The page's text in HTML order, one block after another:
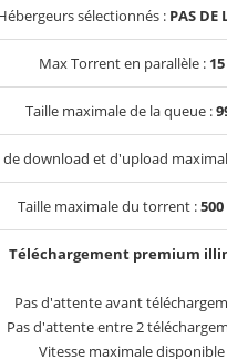
sélectionnés : PAS DE
Max Torrent en parallèle : 15
Taille maximale de la queue :
de download et d'upload
Taille maximale du torrent :500
Téléchargement premium
Pas d'attente avant
Pas d'attente entre 2
Vitesse maximale disponible